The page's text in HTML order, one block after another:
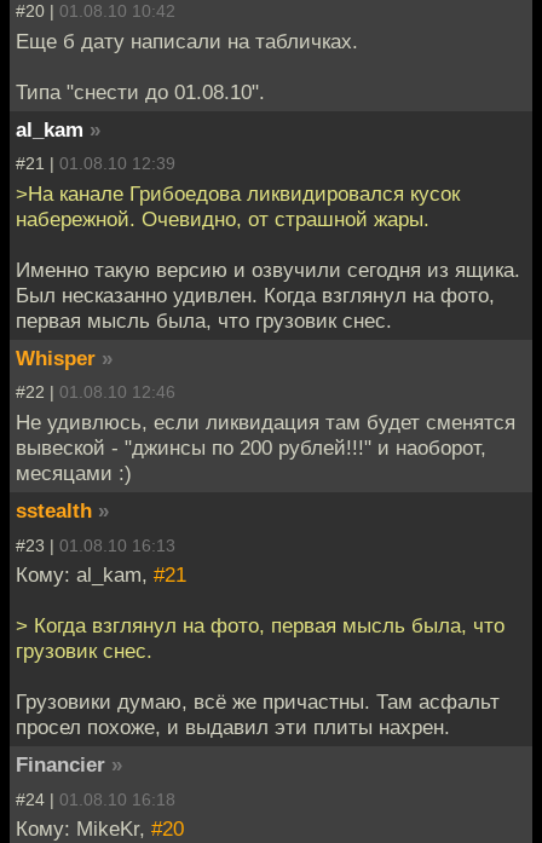
#20 | 01.08.10 10:42
Еще б дату написали на табличках.
Типа "снести до 01.08.10".
al_kam »
#21 | 01.08.10 12:39
>На канале Грибоедова ликвидировался кусок
набережной. Очевидно, от страшной жары.
Именно такую версию и озвучили сегодня из ящика.
Был несказанно удивлен. Когда взглянул на фото,
первая мысль была, что грузовик снес.
Whisper »
#22 | 01.08.10 12:46
Не удивлюсь, если ликвидация там будет сменятся
вывеской - "джинсы по 200 рублей!!!" и наоборот,
месяцами :)
sstealth »
#23 | 01.08.10 16:13
Кому: al_kam, #21
> Когда взглянул на фото, первая мысль была, что
грузовик снес.
Грузовики думаю, всё же причастны. Там асфальт
просел похоже, и выдавил эти плиты нахрен.
Financier »
#24 | 01.08.10 16:18
Кому: MikeKr, #20